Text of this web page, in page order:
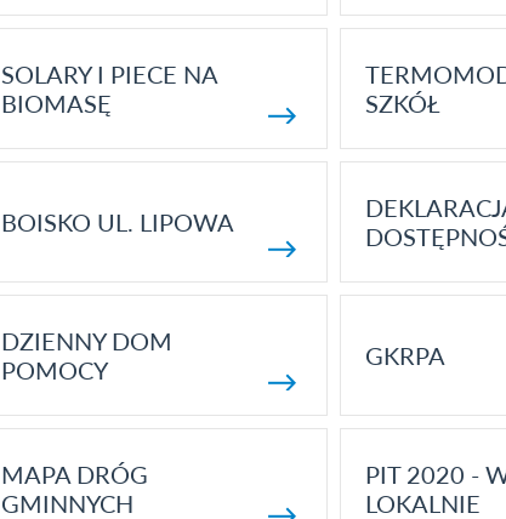
SOLARY I PIECE NA
BIOMASĘ
SZKÓŁ
BOISKO UL. LIPOWA
DZIENNY DOM
POMOCY
GKRPA
MAPA DRÓG
GMINNYCH
PIT 2020 -
LOKALNIE